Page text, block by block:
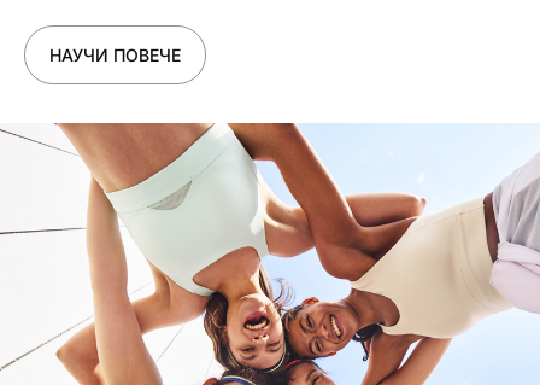
НАУЧИ ПОВЕЧЕ